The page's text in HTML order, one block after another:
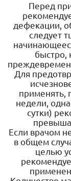
Перед
дефекации,
следует
быстро,
Для
применять,
недели,
сутки)
Если врачом
в общем
целью